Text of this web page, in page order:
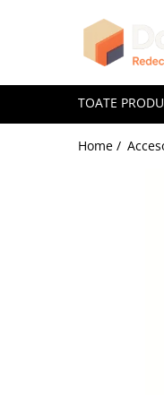
Toate Produsele
Parchet SPC
Riflaje Decorative
TOATE
Home /